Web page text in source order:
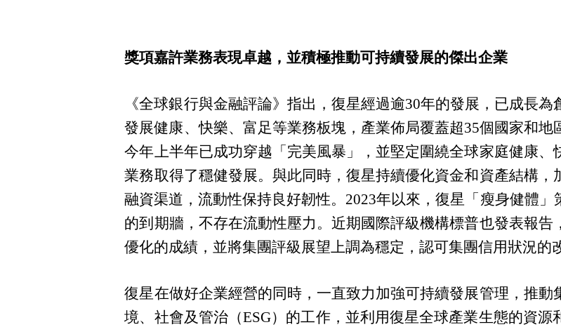
獎項嘉許業務表現卓越，並積極推動可持續發展的傑出企業
《全球銀行與金融評論》指出，復星經過逾30年的發展，已成長為
發展健康、快樂、富足等業務板塊，產業佈局覆蓋超35個國家和
今年上半年已成功穿越「完美風暴」，並堅定圍繞全球家庭健康、
業務取得了穩健發展。與此同時，復星持續優化資金和資產結構
融資渠道，流動性保持良好韌性。2023年以來，復星「瘦身健體
的到期牆，不存在流動性壓力。近期國際評級機構標普也發表報
優化的成績，並將集團評級展望上調為穩定，認可集團信用狀況的
復星在做好企業經營的同時，一直致力加強可持續發展管理，推
境、社會及管治（ESG）的工作，並利用復星全球產業生態的資